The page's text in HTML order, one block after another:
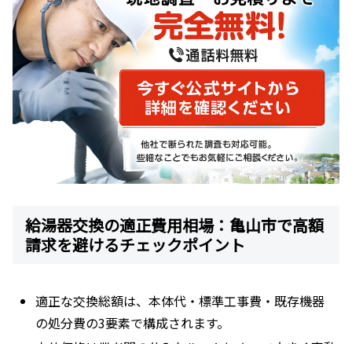
給湯器交換の適正費用相場：亀山市で高額
請求を避けるチェックポイント
適正な交換総額は、本体代・標準工事費・既存機器
の処分費の3要素で構成されます。